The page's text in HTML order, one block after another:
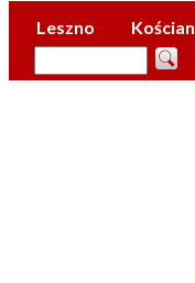
Leszno Kościan